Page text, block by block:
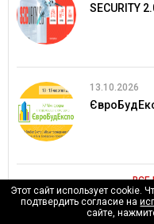
SECURITY
13.10.2026
ВСЕ
Этот сайт использует cookie.
подтвердить согласие на
сайте,